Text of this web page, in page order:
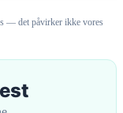
— det påvirker ikke vores